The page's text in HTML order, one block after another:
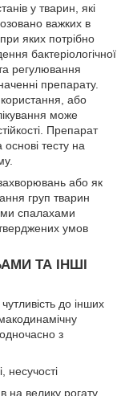
у тварин, які
важких в
яких потрібно
бактеріологічної
регулювання
препарату.
або
може
Препарат
тесту на
або як
груп тварин
спалахами
умов
ТА ІНШІ
до інших
з
несучості
на велику рогату